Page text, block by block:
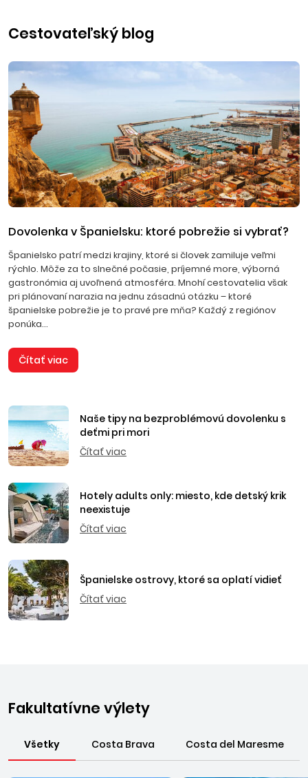
Cestovateľský blog
Dovolenka v Španielsku: ktoré pobrežie si vybrať?
Španielsko patrí medzi krajiny, ktoré si človek zamiluje veľmi
rýchlo. Môže za to slnečné počasie, príjemné more, výborná
gastronómia aj uvoľnená atmosféra. Mnohí cestovatelia však
pri plánovaní narazia na jednu zásadnú otázku – ktoré
španielske pobrežie je to pravé pre mňa? Každý z regiónov
ponúka...
Čítať viac
Naše tipy na bezproblémovú dovolenku s
deťmi pri mori
Čítať viac
Hotely adults only: miesto, kde detský krik
neexistuje
Čítať viac
Španielske ostrovy, ktoré sa oplatí vidieť
Čítať viac
Fakultatívne výlety
Všetky Costa Brava Costa del Maresme